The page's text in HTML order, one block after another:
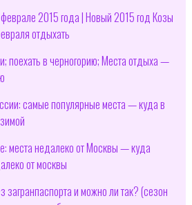
2015 года | Новый 2015 год Козы
отдыхать
поехать в черногорию; Места отдыха —
самые популярные места — куда в
места недалеко от Москвы — куда
от москвы
загранпаспорта и можно ли так? (сезон